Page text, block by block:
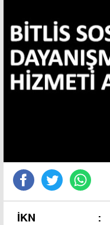
İKN :